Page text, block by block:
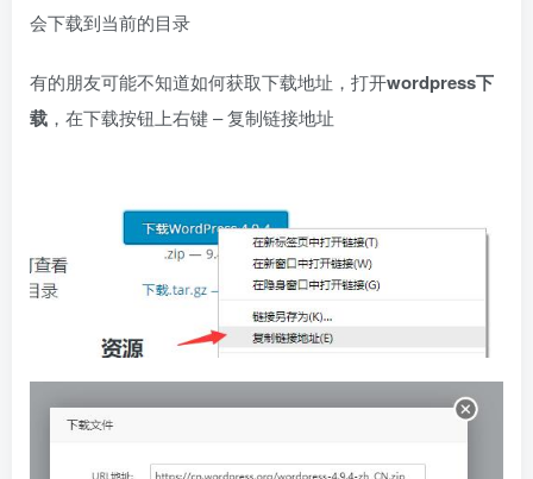
会下载到当前的目录
有的朋友可能不知道如何获取下载地址，打开wordpress下
载 ，在下载按钮上右键 – 复制链接地址